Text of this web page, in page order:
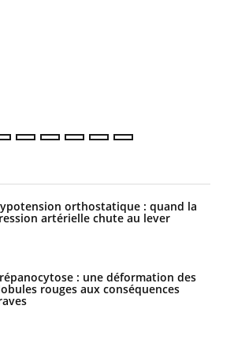
orthostatique : quand la
artérielle chute au lever
: une déformation des
rouges aux conséquences